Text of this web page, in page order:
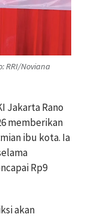
RRI/Noviana
Jakarta Rano
memberikan
ibu kota. Ia
Rp9
akan